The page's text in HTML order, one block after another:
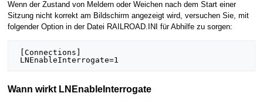
Wenn der Zustand von Meldern oder Weichen nach dem Start einer
Sitzung nicht korrekt am Bildschirm angezeigt wird, versuchen Sie, mit
folgender Option in der Datei RAILROAD.INI für Abhilfe zu sorgen:
Wann wirkt LNEnableInterrogate